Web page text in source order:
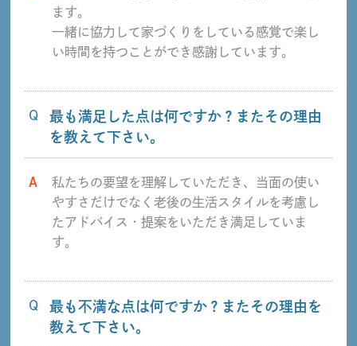
ます。
一緒に協力して家づくりをしている感覚で楽し
い時間を持つことができ感謝しています。
Q
最も満足した点は何ですか？またその理由
を教えて下さい。
A
私たちの要望を理解していただき、当面の使い
やすさだけでなく老後の生活スタイルを考慮し
たアドバイス・提案をいただき満足していま
す。
Q
最も不満な点は何ですか？またその理由を
教えて下さい。